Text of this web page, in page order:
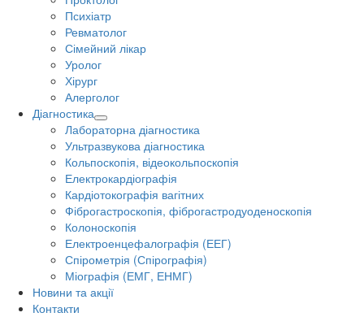
Психіатр
Ревматолог
Сімейний лікар
Уролог
Хірург
Алерголог
Діагностика
Лабораторна діагностика
Ультразвукова діагностика
Кольпоскопія, відеокольпоскопія
Електрокардіографія
Кардіотокографія вагітних
Фіброгастроскопія, фіброгастродуоденоскопія
Колоноскопія
Електроенцефалографія (ЕЕГ)
Спірометрія (Спірографія)
Міографія (ЕМГ, ЕНМГ)
Новини та акції
Контакти